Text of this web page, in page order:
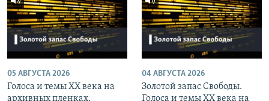
05 АВГУСТА 2026
Голоса и темы XX века на
архивных пленках.
04 АВГУСТА 2026
Золотой запас Свободы.
Голоса и темы XX века на